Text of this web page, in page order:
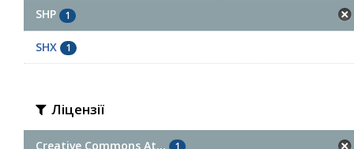
SHP 1
SHX 1
Ліцензії
Creative Commons At... 1